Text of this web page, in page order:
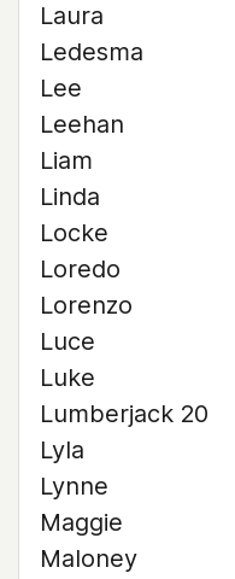
Laura
Ledesma
Lee
Leehan
Liam
Linda
Locke
Loredo
Lorenzo
Luce
Luke
Lumberjack 20
Lyla
Lynne
Maggie
Maloney